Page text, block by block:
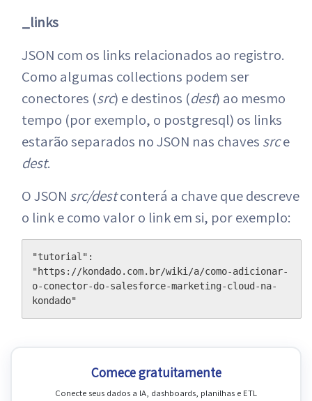
_links
JSON com os links relacionados ao registro.
Como algumas collections podem ser
conectores (src) e destinos (dest) ao mesmo
tempo (por exemplo, o postgresql) os links
estarão separados no JSON nas chaves srce
dest.
O JSON src/destconterá a chave que descreve
o link e como valor o link em si, por exemplo:
"tutorial":
"https://kondado.com.br/wiki/a/como-adicionar-
o-conector-do-salesforce-marketing-cloud-na-
kondado"
Comece gratuitamente
Conecte seus dados a IA, dashboards, planilhas e ETL